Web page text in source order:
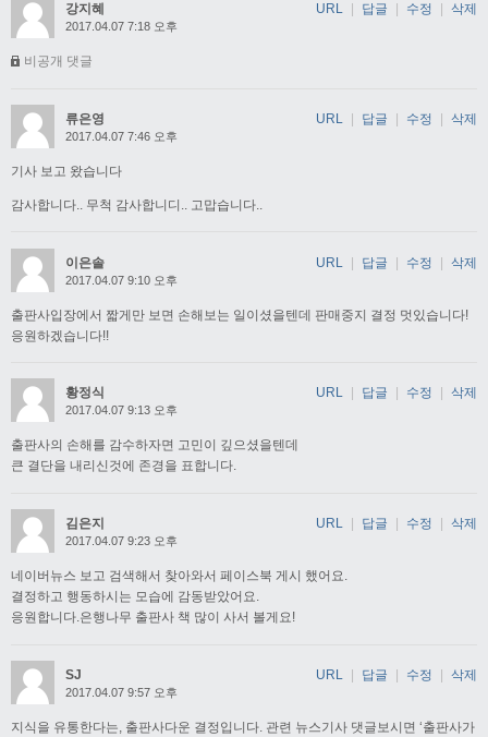
강지혜
2017.04.07 7:18 오후
비공개 댓글
URL 답글 수정 삭제
류은영
2017.04.07 7:46 오후
기사 보고 왔습니다
감사합니다.. 무척 감사합니디.. 고맙습니다..
URL 답글 수정 삭제
이은솔
2017.04.07 9:10 오후
출판사입장에서 짧게만 보면 손해보는 일이셨을텐데 판매중지 결정 멋있습니다!
응원하겠습니다!!
URL | 답글 | 수정 | 삭제
황정식
2017.04.07 9:13 오후
출판사의 손해를 감수하자면 고민이 깊으셨을텐데
큰 결단을 내리신것에 존경을 표합니다.
URL 답글 수정 삭제
김은지
2017.04.07 9:23 오후
네이버뉴스 보고 검색해서 찾아와서 페이스북 게시 했어요.
결정하고 행동하시는 모습에 감동받았어요.
응원합니다.은행나무 출판사 책 많이 사서 볼게요!
URL 답글 수정 삭제
SJ
2017.04.07 9:57 오후
지식을 유통한다는, 출판사다운 결정입니다. 관련 뉴스기사 댓글보시면 ‘출판사가
URL 답글 수정 삭제